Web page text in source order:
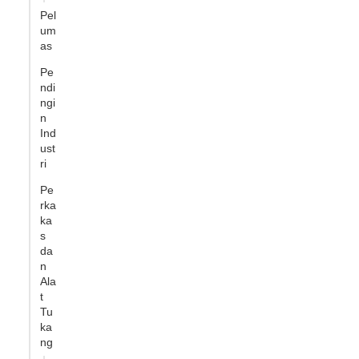
Pel
um
as
Pe
ndi
ngi
n
Ind
ust
ri
Pe
rka
ka
s
da
n
Ala
t
Tu
ka
ng